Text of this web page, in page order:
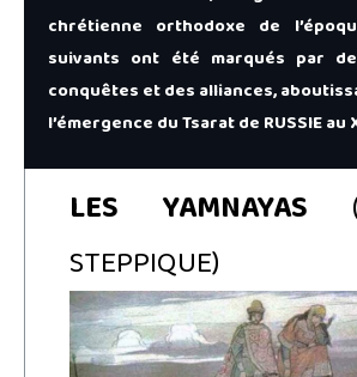
chrétienne orthodoxe de
suivants ont été marqués par
conquêtes et des alliances,
l’émergence du Tsarat de RUSSIE
LES YAMNAYAS
STEPPIQUE)